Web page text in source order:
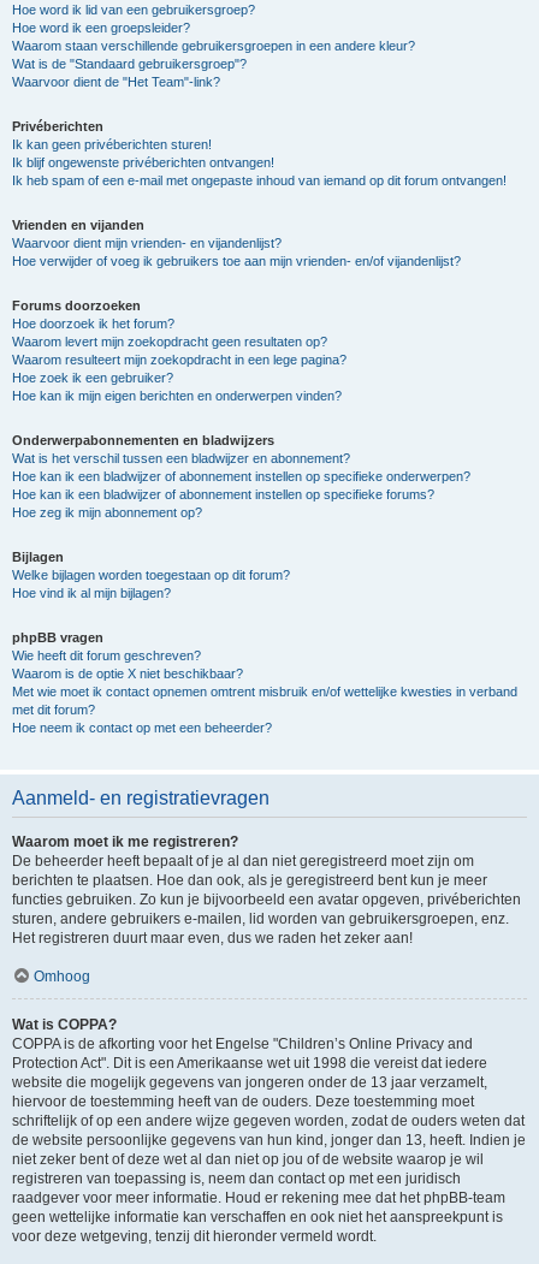
Hoe word ik lid van een gebruikersgroep?
Hoe word ik een groepsleider?
Waarom staan verschillende gebruikersgroepen in een andere kleur?
Wat is de "Standaard gebruikersgroep"?
Waarvoor dient de "Het Team"-link?
Privéberichten
Ik kan geen privéberichten sturen!
Ik blijf ongewenste privéberichten ontvangen!
Ik heb spam of een e-mail met ongepaste inhoud van iemand op dit forum ontvangen!
Vrienden en vijanden
Waarvoor dient mijn vrienden- en vijandenlijst?
Hoe verwijder of voeg ik gebruikers toe aan mijn vrienden- en/of vijandenlijst?
Forums doorzoeken
Hoe doorzoek ik het forum?
Waarom levert mijn zoekopdracht geen resultaten op?
Waarom resulteert mijn zoekopdracht in een lege pagina?
Hoe zoek ik een gebruiker?
Hoe kan ik mijn eigen berichten en onderwerpen vinden?
Onderwerpabonnementen en bladwijzers
Wat is het verschil tussen een bladwijzer en abonnement?
Hoe kan ik een bladwijzer of abonnement instellen op specifieke onderwerpen?
Hoe kan ik een bladwijzer of abonnement instellen op specifieke forums?
Hoe zeg ik mijn abonnement op?
Bijlagen
Welke bijlagen worden toegestaan op dit forum?
Hoe vind ik al mijn bijlagen?
phpBB vragen
Wie heeft dit forum geschreven?
Waarom is de optie X niet beschikbaar?
Met wie moet ik contact opnemen omtrent misbruik en/of wettelijke kwesties in verband
met dit forum?
Hoe neem ik contact op met een beheerder?
Aanmeld- en registratievragen
Waarom moet ik me registreren?
De beheerder heeft bepaalt of je al dan niet geregistreerd moet zijn om
berichten te plaatsen. Hoe dan ook, als je geregistreerd bent kun je meer
functies gebruiken. Zo kun je bijvoorbeeld een avatar opgeven, privéberichten
sturen, andere gebruikers e-mailen, lid worden van gebruikersgroepen, enz.
Het registreren duurt maar even, dus we raden het zeker aan!
Omhoog
Wat is COPPA?
COPPA is de afkorting voor het Engelse "Children’s Online Privacy and
Protection Act". Dit is een Amerikaanse wet uit 1998 die vereist dat iedere
website die mogelijk gegevens van jongeren onder de 13 jaar verzamelt,
hiervoor de toestemming heeft van de ouders. Deze toestemming moet
schriftelijk of op een andere wijze gegeven worden, zodat de ouders weten dat
de website persoonlijke gegevens van hun kind, jonger dan 13, heeft. Indien je
niet zeker bent of deze wet al dan niet op jou of de website waarop je wil
registreren van toepassing is, neem dan contact op met een juridisch
raadgever voor meer informatie. Houd er rekening mee dat het phpBB-team
geen wettelijke informatie kan verschaffen en ook niet het aanspreekpunt is
voor deze wetgeving, tenzij dit hieronder vermeld wordt.